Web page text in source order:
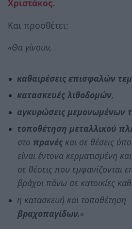
Χριστάκος.
Και προσθέτει:
«Θα γίνουν,
καθαιρέσεις επισφαλών
κατασκευές λιθοδομών,
αγκυρώσεις μεμονωμένων
τοποθέτηση μεταλλικού
στο πρανέςκαι σε θέσεις
είναι έντονα κερματισμένη
σε θέσεις που εμφανίζονται
βράχοι πάνω σε κατοικίες
η κατασκευή και τοποθέτηση
βραχοπαγίδων.»